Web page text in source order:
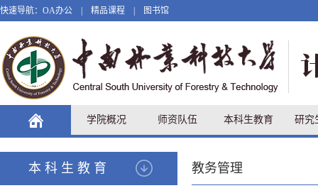
快速导航： OA办公 精品课程 图书馆
学院概况 师资队伍 本科生教育 研究
本科生教育 教务管理